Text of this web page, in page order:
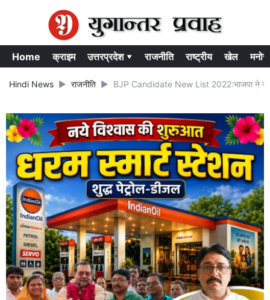
Home क्राइम उत्तरप्रदेश ▾ राजनीति राष्ट्रीय खेल
Hindi News राजनीति BJP Candidate New List 2022:भाजपा ने